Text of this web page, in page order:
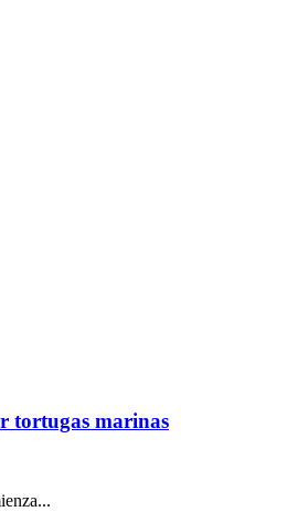
tortugas marinas